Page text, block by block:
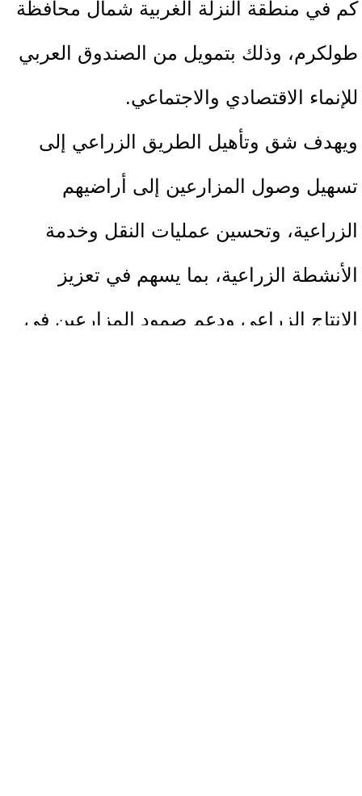
كم في منطقة النزلة الغربية شمال محافظة
طولكرم، وذلك بتمويل من الصندوق العربي
للإنماء الاقتصادي والاجتماعي.
ويهدف شق وتأهيل الطريق الزراعي إلى
تسهيل وصول المزارعين إلى أراضيهم
الزراعية، وتحسين عمليات النقل وخدمة
الأنشطة الزراعية، بما يسهم في تعزيز
الإنتاج الزراعي ودعم صمود المزارعين في